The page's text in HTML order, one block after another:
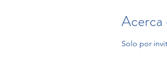
Acerca
Solo por